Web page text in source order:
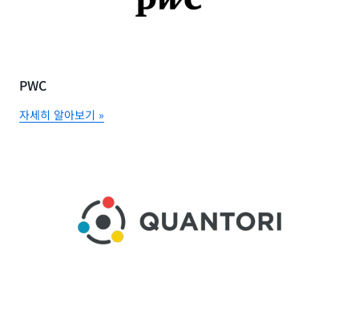
PWC
자세히 알아보기 »